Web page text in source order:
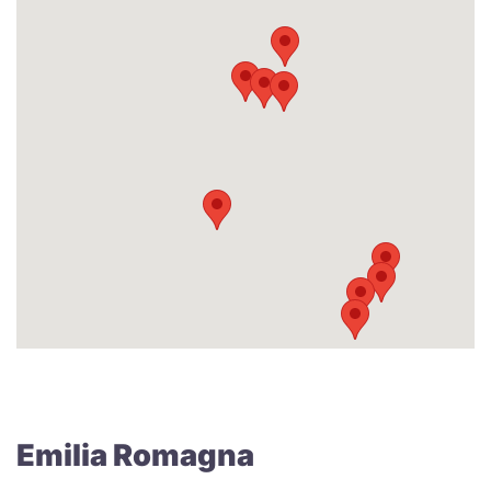
Emilia Romagna